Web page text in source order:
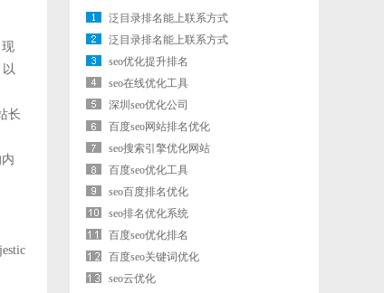
长
泛目录排名能上联系方式
泛目录排名能上联系方式
seo优化提升排名
seo在线优化工具
深圳seo优化公司
百度seo网站排名优化
seo搜索引擎优化网站
百度seo优化工具
seo百度排名优化
seo排名优化系统
百度seo优化排名
百度seo关键词优化
seo云优化